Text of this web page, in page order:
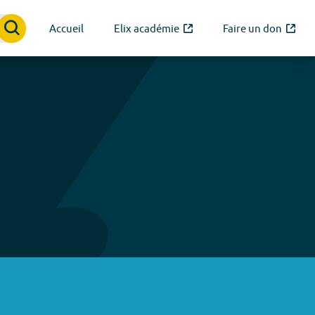
Accueil Elix académie Faire un don